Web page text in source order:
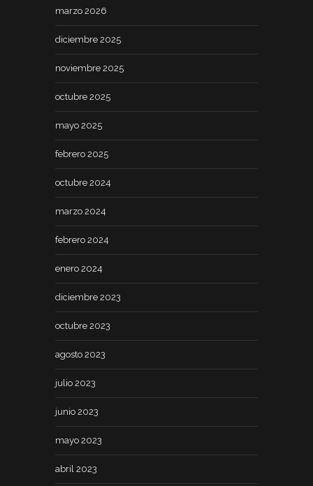
marzo 2026
diciembre 2025
noviembre 2025
octubre 2025
mayo 2025
febrero 2025
octubre 2024
marzo 2024
febrero 2024
enero 2024
diciembre 2023
octubre 2023
agosto 2023
julio 2023
junio 2023
mayo 2023
abril 2023